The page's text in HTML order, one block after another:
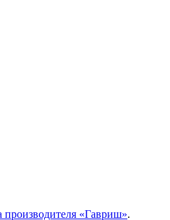
производителя «Гавриш».